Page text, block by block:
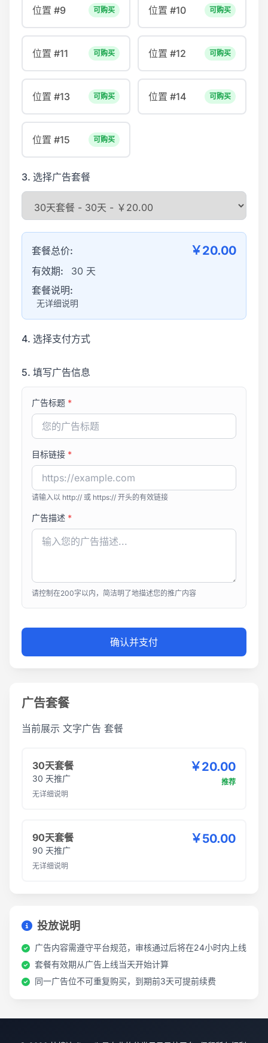
位置 #9 可购买 位置 #10 可购买
位置 #11 可购买 位置 #12 可购买
位置 #13 可购买 位置 #14 可购买
位置 #15 可购买
3. 选择广告套餐
套餐总价: ￥20.00
有效期:
30 天
套餐说明:
无详细说明
4. 选择支付方式
5. 填写广告信息
广告标题 *
目标链接 *
请输入以 http:// 或 https:// 开头的有效链接
广告描述 *
请控制在200字以内，简洁明了地描述您的推广内容
确认并支付
广告套餐
当前展示 文字广告 套餐
30天套餐
30 天推广
无详细说明
￥20.00
推荐
90天套餐
90 天推广
无详细说明
￥50.00
投放说明
广告内容需遵守平台规范，审核通过后将在24小时内上线
套餐有效期从广告上线当天开始计算
同一广告位不可重复购买，到期前3天可提前续费